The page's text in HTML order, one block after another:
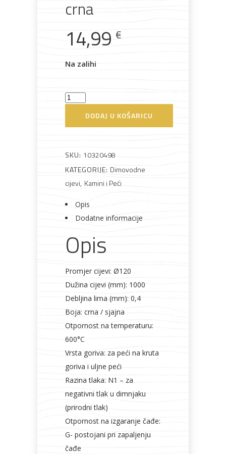
Boje i
lakovi
Građevinski
materijali
galanterija roba
crna
14,99 €
Na zalihi
Cijev
emajlirano
crna
količina
DODAJ U KOŠARICU
SKU: 10320498
KATEGORIJE: Dimovodne
cijevi, Kamini i Peći
Opis
Dodatne informacije
Opis
Promjer cijevi: Ø120
Dužina cijevi (mm): 1000
Debljina lima (mm): 0,4
Boja: crna / sjajna
Otpornost na temperaturu:
600°C
Vrsta goriva: za peći na kruta
goriva i uljne peći
Razina tlaka: N1 – za
negativni tlak u dimnjaku
(prirodni tlak)
Otpornost na izgaranje čađe:
G- postojani pri zapaljenju
čađe